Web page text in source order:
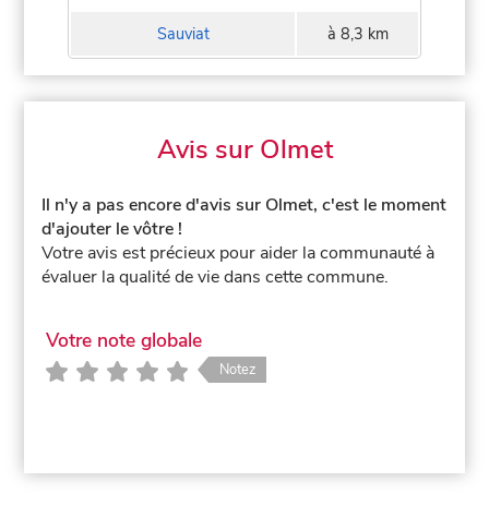
Sauviat à 8,3 km
Avis sur Olmet
Il n'y a pas encore d'avis sur Olmet, c'est le moment
d'ajouter le vôtre !
Votre avis est précieux pour aider la communauté à
évaluer la qualité de vie dans cette commune.
Votre note globale
Notez